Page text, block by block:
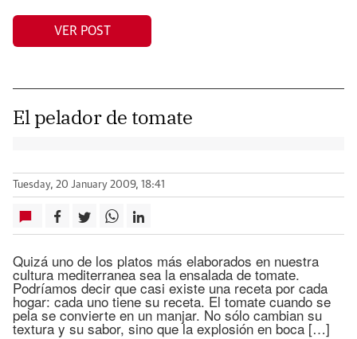
VER POST
El pelador de tomate
Tuesday, 20 January 2009, 18:41
Quizá uno de los platos más elaborados en nuestra
cultura mediterranea sea la ensalada de tomate.
Podríamos decir que casi existe una receta por cada
hogar: cada uno tiene su receta. El tomate cuando se
pela se convierte en un manjar. No sólo cambian su
textura y su sabor, sino que la explosión en boca […]